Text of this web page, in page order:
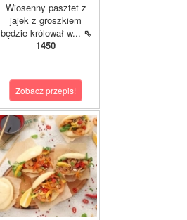
Wiosenny pasztet z
jajek z groszkiem
będzie królował w... ⇖
1450
Zobacz przepis!